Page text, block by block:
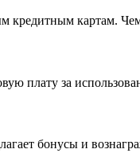
кредитным картам.
плату за
бонусы и